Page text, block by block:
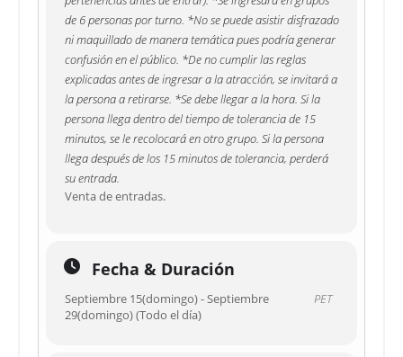
de 6 personas por turno. *No se puede asistir disfrazado
ni maquillado de manera temática pues podría generar
confusión en el público. *De no cumplir las reglas
explicadas antes de ingresar a la atracción, se invitará a
la persona a retirarse. *Se debe llegar a la hora. Si la
persona llega dentro del tiempo de tolerancia de 15
minutos, se le recolocará en otro grupo. Si la persona
llega después de los 15 minutos de tolerancia, perderá
su entrada.
Venta de entradas.
Fecha & Duración
Septiembre 15(domingo) - Septiembre
29(domingo) (Todo el día)
PET